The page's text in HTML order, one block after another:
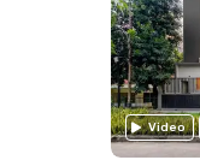
Video